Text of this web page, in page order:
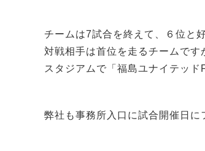
チームは7試合を終えて、６位と
対戦相手は首位を走るチームです
スタジアムで「福島ユナイテッド
弊社も事務所入口に試合開催日に